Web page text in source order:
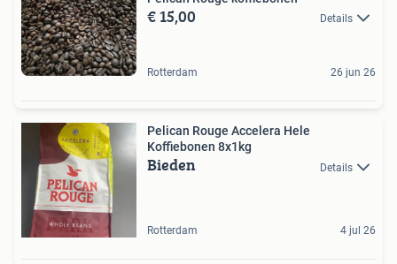
€ 15,00 Details
Rotterdam 26 jun 26
Pelican Rouge Accelera Hele
Koffiebonen 8x1kg
Bieden Details
Rotterdam 4 jul 26